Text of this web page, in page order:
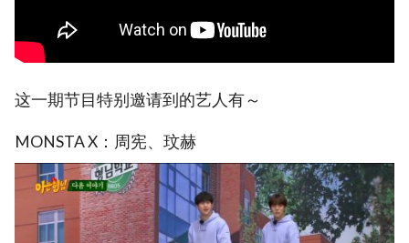
这一期节目特别邀请到的艺人有～
MONSTA X：周宪、玟赫